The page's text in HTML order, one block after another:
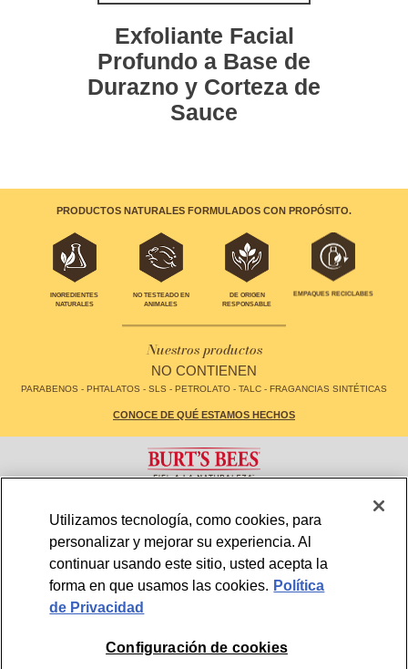
Exfoliante Facial
Profundo a Base de
Durazno y Corteza de
Sauce
PRODUCTOS NATURALES FORMULADOS CON PROPÓSITO.
INGREDIENTES
NATURALES
NO TESTEADO EN
ANIMALES
DE ORIGEN
RESPONSABLE
EMPAQUES RECICLABES
Nuestros productos
NO CONTIENEN
PARABENOS - PHTALATOS - SLS - PETROLATO - TALC - FRAGANCIAS SINTÉTICAS
CONOCE DE QUÉ ESTAMOS HECHOS
LOCALIZADOR DE TIENDAS
MAPA DE SITIO
POLÍTICA DE PRIVACIDAD
TÉRMINOS Y CONDICIONES DE USO
CONFIGURACIÓN DE COOKIES
Utilizamos tecnología, como cookies, para
personalizar y mejorar su experiencia. Al
continuar usando este sitio, usted acepta la
forma en que usamos las cookies. Política
de Privacidad
Configuración de cookies